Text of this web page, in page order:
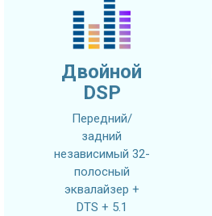
Двойной
DSP
Передний/
задний
независимый 32-
полосный
эквалайзер +
DTS + 5.1